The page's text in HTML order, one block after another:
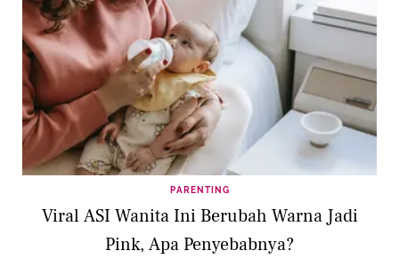
PARENTING
Viral ASI Wanita Ini Berubah Warna Jadi
Pink, Apa Penyebabnya?